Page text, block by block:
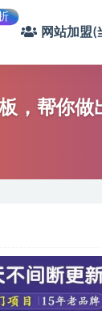
网站加盟(
，帮你